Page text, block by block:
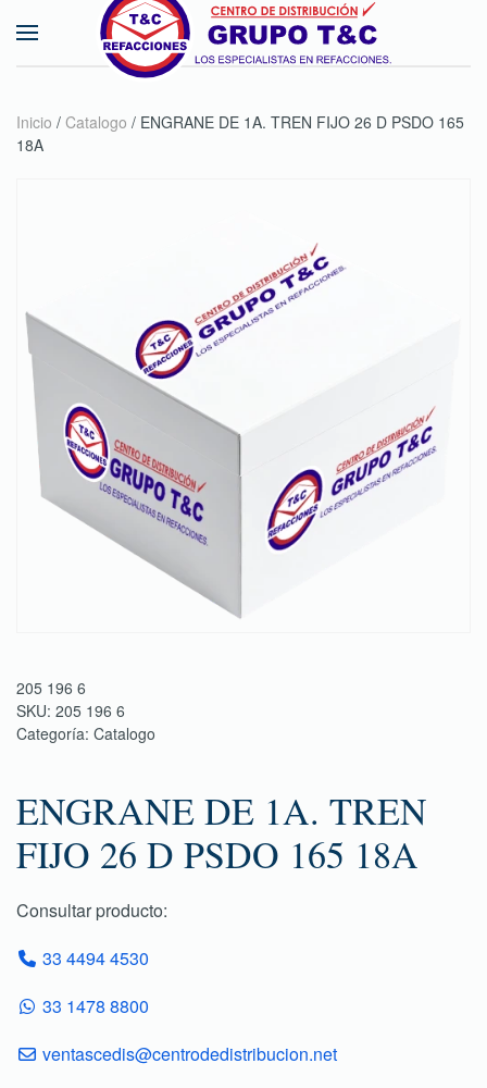
Skip to main content
Inicio / Catalogo / ENGRANE DE 1A. TREN FIJO 26 D PSDO 165
18A
205 196 6
SKU: 205 196 6
Categoría: Catalogo
ENGRANE DE 1A. TREN
FIJO 26 D PSDO 165 18A
Consultar producto:
33 4494 4530
33 1478 8800
ventascedis@centrodedistribucion.net